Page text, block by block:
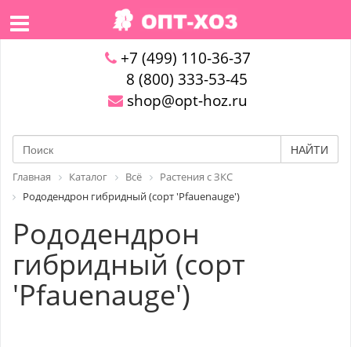
+7 (499) 110-36-37
8 (800) 333-53-45
shop@opt-hoz.ru
НАЙТИ
Главная Каталог Всё
Растения с ЗКС
Рододендрон гибридный (сорт 'Pfauenauge')
Рододендрон
гибридный (сорт
'Pfauenauge')